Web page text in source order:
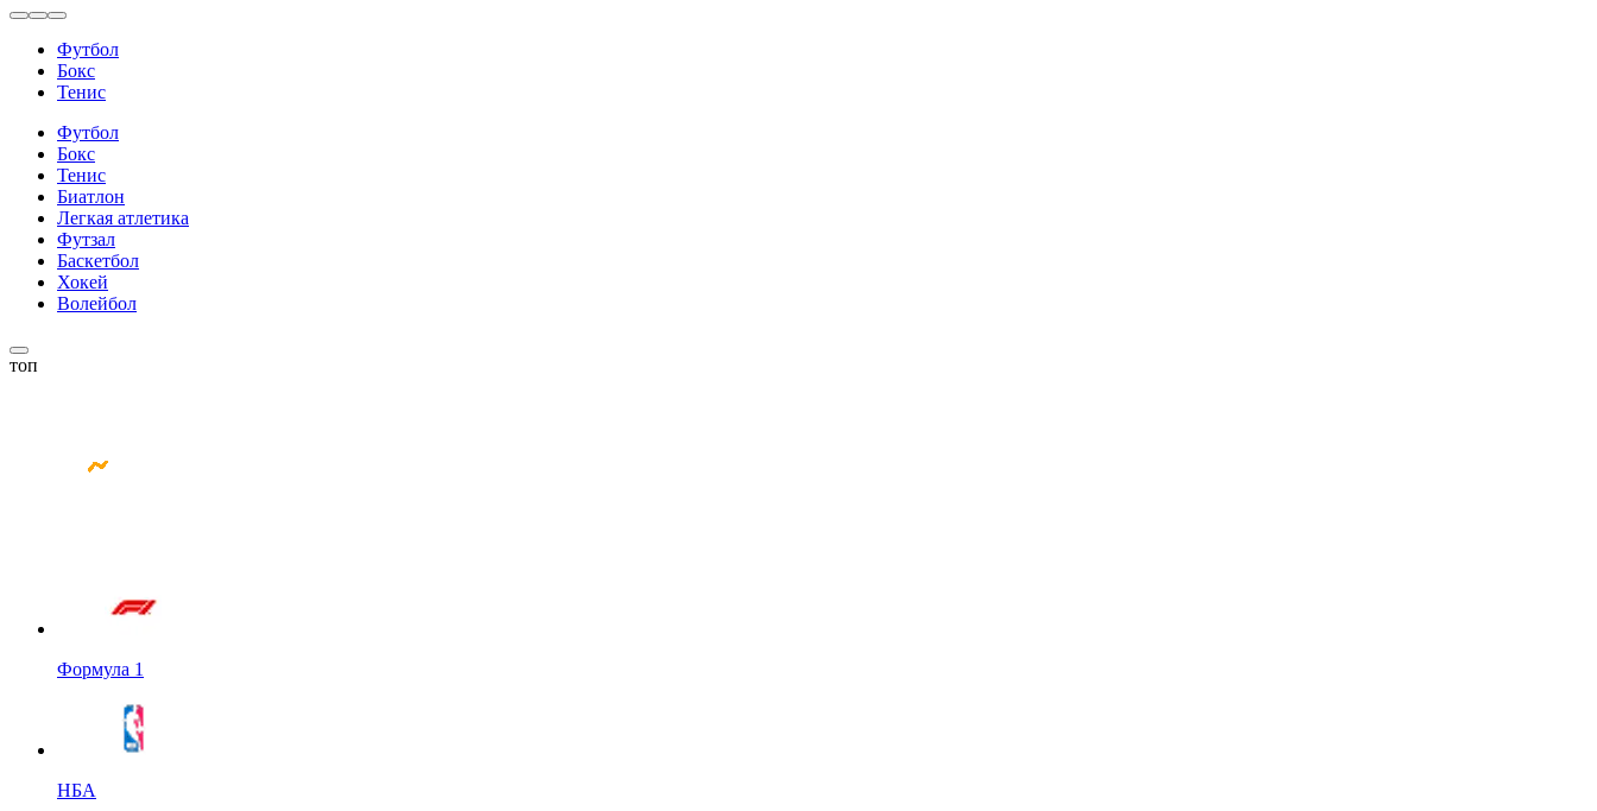
Футбол
Бокс
Тенис
Футбол
Бокс
Тенис
Биатлон
Легкая атлетика
Футзал
Баскетбол
Хокей
Волейбол
топ
Формула 1
НБА